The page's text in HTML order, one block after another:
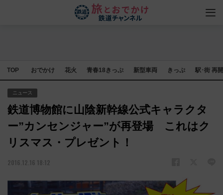
TOP おでかけ 花火 青春18きっぷ 新型車両 きっぷ 駅･街 再
ニュース
鉄道博物館に山陰新幹線公式キャラクタ
ー”カンセンジャー”が再登場 これはク
リスマス・プレゼント！
2016.12.16 18:12